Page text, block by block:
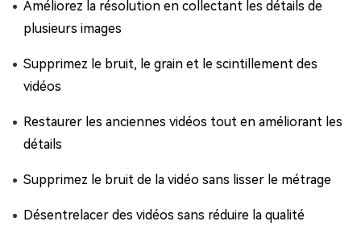
Améliorez la résolution en collectant les détails de
plusieurs images
Supprimez le bruit, le grain et le scintillement des
vidéos
Restaurer les anciennes vidéos tout en améliorant les
détails
Supprimez le bruit de la vidéo sans lisser le métrage
Désentrelacer des vidéos sans réduire la qualité